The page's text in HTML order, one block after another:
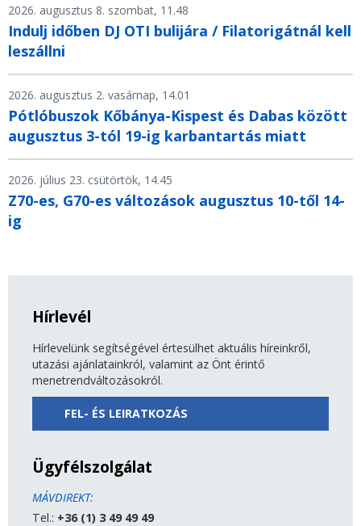
2026. augusztus 8. szombat, 11.48
Indulj időben DJ OTI bulijára / Filatorigátnál kell
leszállni
2026. augusztus 2. vasárnap, 14.01
Pótlóbuszok Kőbánya-Kispest és Dabas között
augusztus 3-tól 19-ig karbantartás miatt
2026. július 23. csütörtök, 14.45
Z70-es, G70-es változások augusztus 10-től 14-
ig
Hírlevél
Hírlevelünk segítségével értesülhet aktuális híreinkről,
utazási ajánlatainkról, valamint az Önt érintő
menetrendváltozásokról.
FEL- ÉS LEIRATKOZÁS
Ügyfélszolgálat
MÁVDIREKT:
Tel.: +36 (1) 3 49 49 49